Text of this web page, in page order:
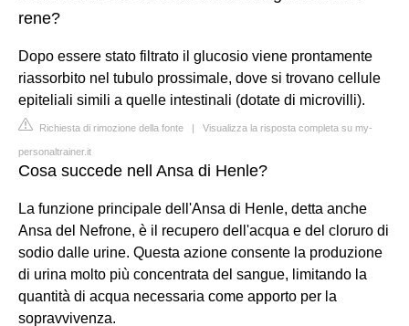
rene?
Dopo essere stato filtrato il glucosio viene prontamente
riassorbito nel tubulo prossimale, dove si trovano cellule
epiteliali simili a quelle intestinali (dotate di microvilli).
Richiesta di rimozione della fonte | Visualizza la risposta completa su my-
personaltrainer.it
Cosa succede nell Ansa di Henle?
La funzione principale dell'Ansa di Henle, detta anche
Ansa del Nefrone, è il recupero dell'acqua e del cloruro di
sodio dalle urine. Questa azione consente la produzione
di urina molto più concentrata del sangue, limitando la
quantità di acqua necessaria come apporto per la
sopravvivenza.